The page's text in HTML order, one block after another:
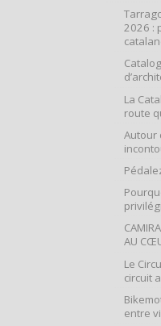
2026 :
La
route
Autour
AU
Le
circuit
entre